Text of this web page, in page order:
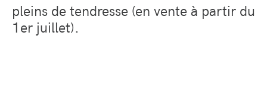
pleins de tendresse (en vente à partir du
1er juillet).